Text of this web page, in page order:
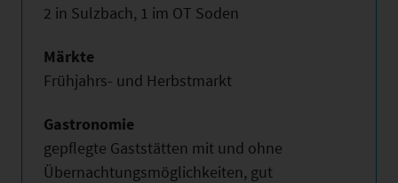
2 in Sulzbach, 1 im OT Soden
Märkte
Frühjahrs- und Herbstmarkt
Gastronomie
gepflegte Gaststätten mit und ohne
Übernachtungsmöglichkeiten, gut